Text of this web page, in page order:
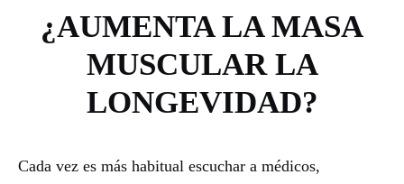
¿AUMENTA LA MASA
MUSCULAR LA
LONGEVIDAD?
Cada vez es más habitual escuchar a médicos,